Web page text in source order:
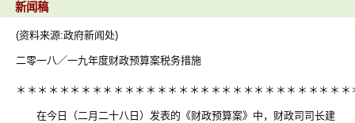
新闻稿
(资料来源:政府新闻处)
二零一八／一九年度财政预算案税务措施
＊ ＊ ＊ ＊ ＊ ＊ ＊ ＊ ＊ ＊ ＊ ＊ ＊ ＊ ＊ ＊ ＊ ＊＊ ＊ ＊ ＊ ＊ ＊ ＊ ＊ ＊ ＊ ＊ ＊ ＊
在今日（二月二十八日）发表的《财政预算案》中，财政司司长建